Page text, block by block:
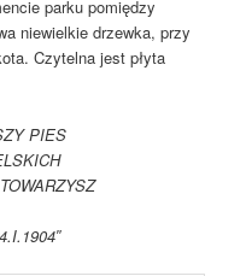
parku pomiędzy
niewielkie drzewka, przy
Czytelna jest płyta
PIES